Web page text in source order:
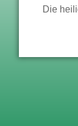
Die